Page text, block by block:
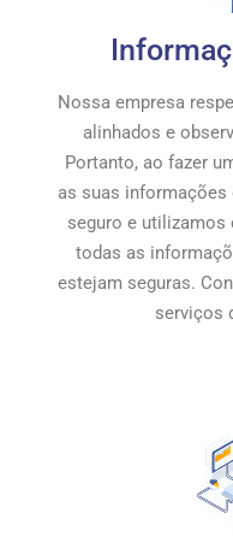
Nossa empresa
alinhados e
Portanto, ao fazer
as suas
seguro e utilizamos
todas as
estejam seguras.
serviços